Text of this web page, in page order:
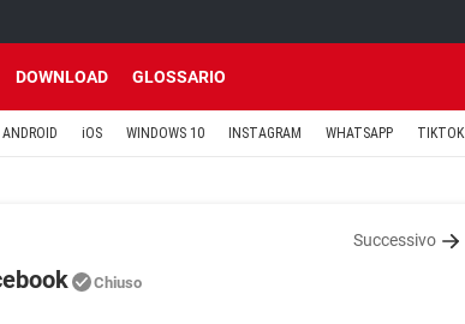
DOWNLOAD GLOSSARIO
ANDROID iOS WINDOWS 10 INSTAGRAM WHATSAPP TIKTOK
Successivo
Chiuso